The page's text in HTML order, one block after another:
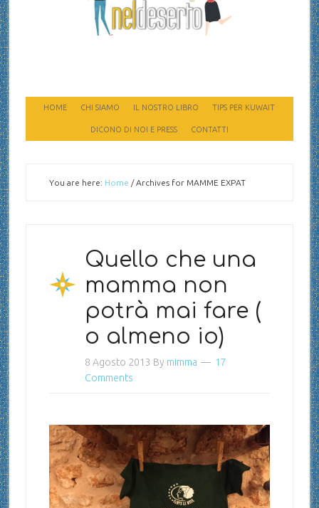
HOME CHI SIAMO IL NOSTRO LIBRO TIPS PER KUWAIT
DICONO DI NOI E PRESS CONTATTI
You are here: Home /Archives for MAMME EXPAT
Quello che una
mamma non
potrà mai fare (
o almeno io)
8 Agosto 2013 By mimma
17
Comments